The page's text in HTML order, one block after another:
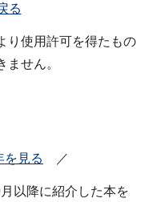
る
り使用許可を得たもの
ません。
を見る ／
以降に紹介した本を